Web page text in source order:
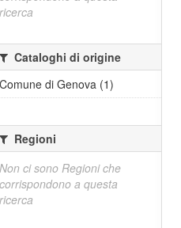
ricerca
Cataloghi di origine
Comune di Genova (1)
Regioni
Non ci sono Regioni che
corrispondono a questa
ricerca